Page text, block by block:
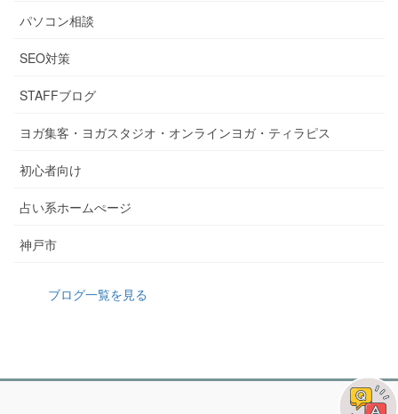
パソコン相談
SEO対策
STAFFブログ
ヨガ集客・ヨガスタジオ・オンラインヨガ・ティラピス
初心者向け
占い系ホームぺージ
神戸市
ブログ一覧を見る